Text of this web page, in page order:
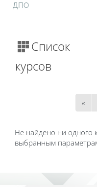
ДПО
Список
курсов
«
Не найдено ни одного
выбранным